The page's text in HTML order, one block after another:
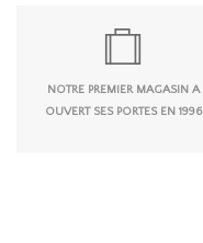
NOTRE PREMIER MAGASIN A
OUVERT SES PORTES EN 1996